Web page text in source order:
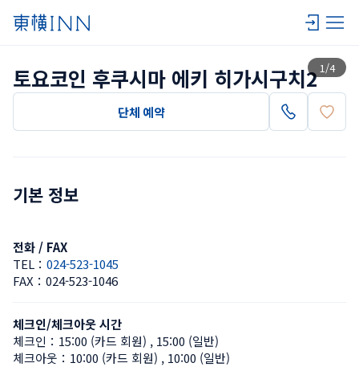
1 /4
목록 보기
토요코인 후쿠시마 에키 히가시구치2
단체 예약
기본 정보
전화 / FAX
TEL： 024-523-1045
FAX： 024-523-1046
체크인/체크아웃 시간
체크인： 15:00 (카드 회원) , 15:00 (일반)
체크아웃： 10:00 (카드 회원) , 10:00 (일반)